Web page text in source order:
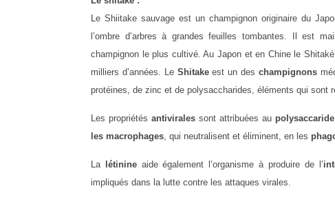
Le Shiitake sauvage est un champignon originaire du
l’ombre d’arbres à grandes feuilles tombantes. Il est
champignon le plus cultivé. Au Japon et en Chine le
milliers d’années. Le Shitakeest un des champignons
protéines, de zinc et de polysaccharides, éléments qui sont
Les propriétés antiviralessont attribuées au
les macrophages, qui neutralisent et éliminent, en les
La létinineaide également l’organisme à produire de l’
impliqués dans la lutte contre les attaques virales.